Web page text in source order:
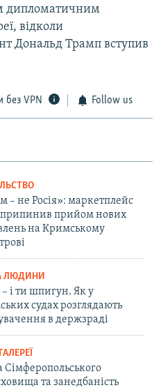
дипломатичним
відколи
Дональд Трамп вступив
без VPN Follow us
– не Росія»: маркетплейс
припинив прийом нових
на Кримському
ЛЮДИНИ
і ти шпигун. Як у
судах розглядають
в держзраді
Сімферопольського
та занедбаність